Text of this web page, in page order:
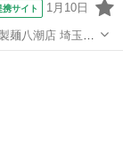
携サイト 1月10日
麺八潮店 埼玉県
号線沿い 八潮駅